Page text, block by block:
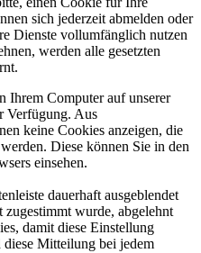
sich jederzeit abmelden oder
Dienste vollumfänglich nutzen
werden alle gesetzten
Ihrem Computer auf unserer
Verfügung. Aus
keine Cookies anzeigen, die
Diese können Sie in den
einsehen.
dauerhaft ausgeblendet
wurde, abgelehnt
damit diese Einstellung
Mitteilung bei jedem